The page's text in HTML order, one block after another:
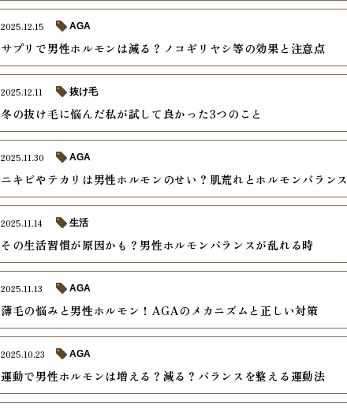
サプリで男性ホルモンは減る？ノコギリヤシ等の効果と注意点
2025.12.15 AGA
冬の抜け毛に悩んだ私が試して良かった3つのこと
2025.12.11 抜け毛
ニキビやテカリは男性ホルモンのせい？肌荒れとホルモンバランス
2025.11.30 AGA
その生活習慣が原因かも？男性ホルモンバランスが乱れる時
2025.11.14 生活
薄毛の悩みと男性ホルモン！AGAのメカニズムと正しい対策
2025.11.13 AGA
運動で男性ホルモンは増える？減る？バランスを整える運動法
2025.10.23 AGA